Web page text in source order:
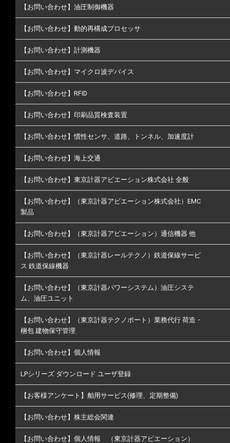
【お問い合わせ】油圧制御機器
【お問い合わせ】動的再構成プロセッサ
【お問い合わせ】計測機器
【お問い合わせ】マイクロ波デバイス
【お問い合わせ】RFID
【お問い合わせ】印刷品質検査装置
【お問い合わせ】慣性センサ、道路、トンネル、加速度計
【お問い合わせ】海上交通
【お問い合わせ】東京計器アビエーション株式会社 全般
【お問い合わせ】（東京計器アビエーション株式会社）EMC
製品
【お問い合わせ】（東京計器アビエーション）通信機器 他
【お問い合わせ】（東京計器レールテクノ）鉄道保線サービ
ス 鉄道保線機器
【お問い合わせ】（東京計器パワーシステム）油圧システ
ム、油圧ユニット
【お問い合わせ】（東京計器テクノポート）業務代行 荷造・
梱包 建物保守管理
【お問い合わせ】個人情報
LPシリーズ ダウンロード ユーザ登録
【お客様アンケート】舶用サービス(修理、定期整備)
【お問い合わせ】株主総会関連
【お問い合わせ】個人情報 （東京計器アビエーション）